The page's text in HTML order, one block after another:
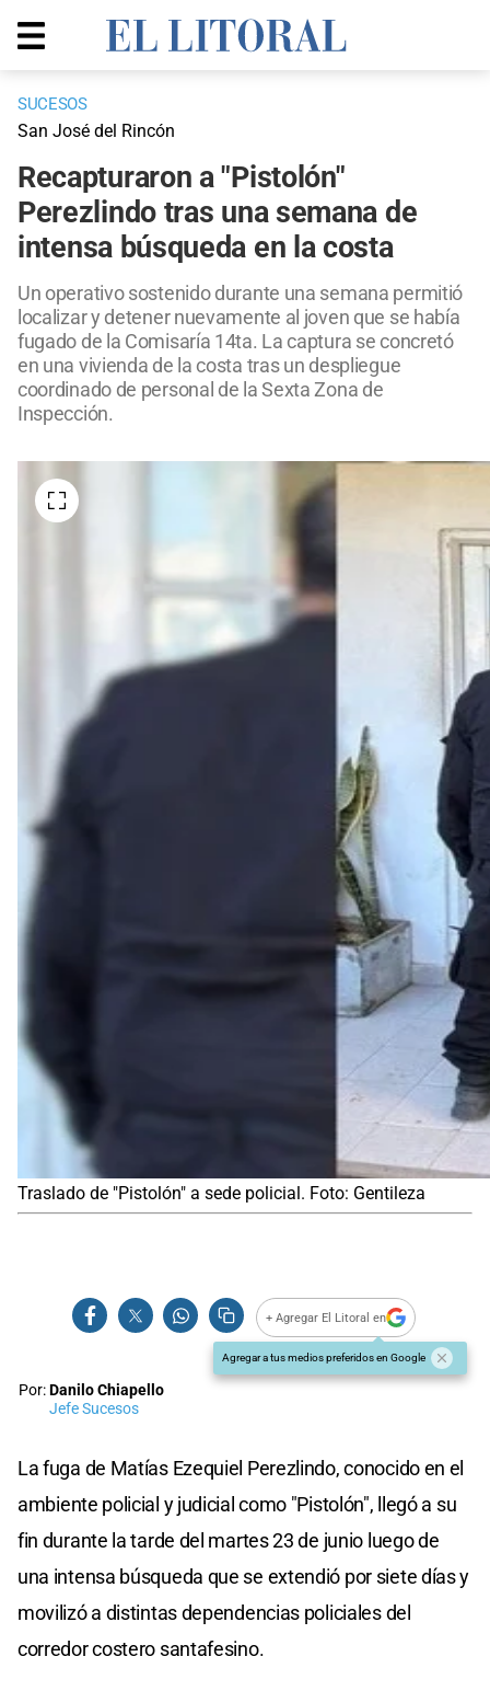
SUCESOS
San José del Rincón
Recapturaron a "Pistolón"
Perezlindo tras una semana de
intensa búsqueda en la costa
Un operativo sostenido durante una semana permitió
localizar y detener nuevamente al joven que se había
fugado de la Comisaría 14ta. La captura se concretó
en una vivienda de la costa tras un despliegue
coordinado de personal de la Sexta Zona de
Inspección.
Traslado de "Pistolón" a sede policial. Foto: Gentileza
+ Agregar El Litoral en
Agregar a tus medios preferidos en Google
Por:Danilo Chiapello
Jefe Sucesos
La fuga de Matías Ezequiel Perezlindo, conocido en el
ambiente policial y judicial como "Pistolón", llegó a su
fin durante la tarde del martes 23 de junio luego de
una intensa búsqueda que se extendió por siete días y
movilizó a distintas dependencias policiales del
corredor costero santafesino.